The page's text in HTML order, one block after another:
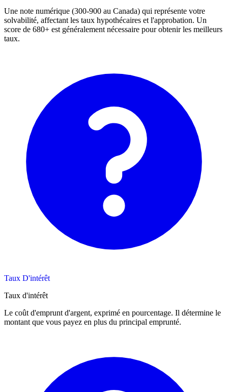
Une note numérique (300-900 au Canada) qui représente votre
solvabilité, affectant les taux hypothécaires et l'approbation. Un
score de 680+ est généralement nécessaire pour obtenir les meilleurs
taux.
Taux D'intérêt
Taux d'intérêt
Le coût d'emprunt d'argent, exprimé en pourcentage. Il détermine le
montant que vous payez en plus du principal emprunté.